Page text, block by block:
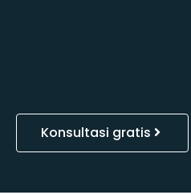
Konsultasi gratis